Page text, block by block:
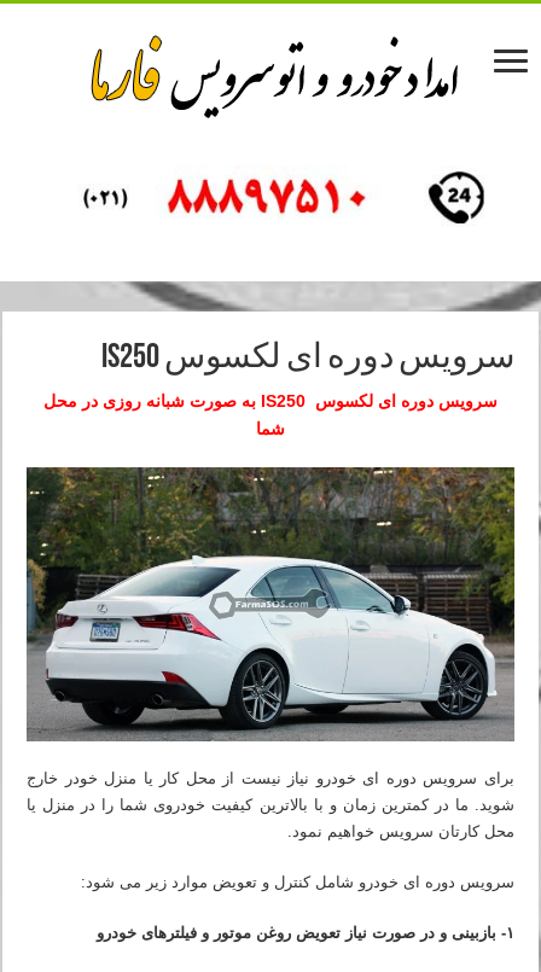
سرویس دوره ای لکسوس IS250
سرویس دوره ای لکسوس IS250 به صورت شبانه روزی در محل
شما
برای سرویس دوره ای خودرو نیاز نیست از محل کار یا منزل خودر خارج
شوید. ما در کمترین زمان و با بالاترین کیفیت خودروی شما را در منزل یا
محل کارتان سرویس خواهیم نمود.
سرویس دوره ای خودرو شامل کنترل و تعویض موارد زیر می شود:
۱- بازبینی و در صورت نیاز تعویض روغن موتور و فیلترهای خودرو